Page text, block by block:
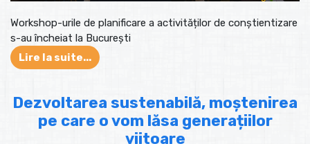
Workshop-urile de planificare a activităților de conștientizare
s-au încheiat la București
Lire la suite...
Dezvoltarea sustenabilă, moștenirea
pe care o vom lăsa generațiilor
viitoare